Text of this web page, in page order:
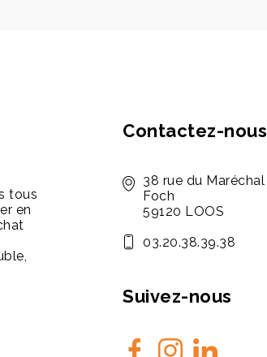
tous
en
Contactez-nous
38 rue du Maréchal
Foch
59120 LOOS
03.20.38.39.38
Suivez-nous